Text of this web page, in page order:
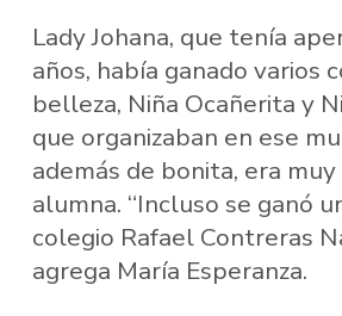
Lady Johana, que tenía
años, había ganado varios
belleza, Niña Ocañerita y
que organizaban en ese
además de bonita, era
alumna. “Incluso se ganó
colegio Rafael Contreras
agrega María Esperanza.